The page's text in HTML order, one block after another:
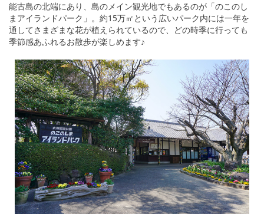
能古島の北端にあり、島のメイン観光地でもあるのが「のこのし
まアイランドパーク」。約15万㎡という広いパーク内には一年を
通してさまざまな花が植えられているので、どの時季に行っても
季節感あふれるお散歩が楽しめます♪